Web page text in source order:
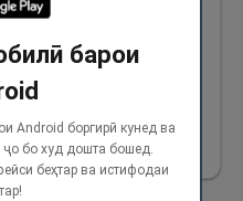
Паёмбари Худо (с)
хабар доданд, ки
563
барои
Android боргирӣ кунед ва
бо худ дошта бошед.
беҳтар ва истифодаи